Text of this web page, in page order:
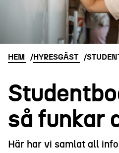
HEM HYRESGÄST
så funkar
Här har vi samlat all